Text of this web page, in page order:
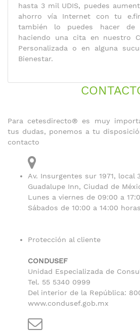
hasta 3 mil UDIS, puedes
ahorro vía Internet con tu
también lo puedes hacer de
haciendo una cita en nuestro
Personalizada o en alguna
Bienestar.
Para cetesdirecto® es muy
tus dudas, ponemos a tu
contacto
Av. Insurgentes sur 1971, local
Guadalupe Inn, Ciudad de
Lunes a viernes de 09:00 a
Sábados de 10:00 a 14:00
Protección al cliente
CONDUSEF
Unidad Especializada de
Tel. 55 5340 0999
Del interior de la República:
www.condusef.gob.mx